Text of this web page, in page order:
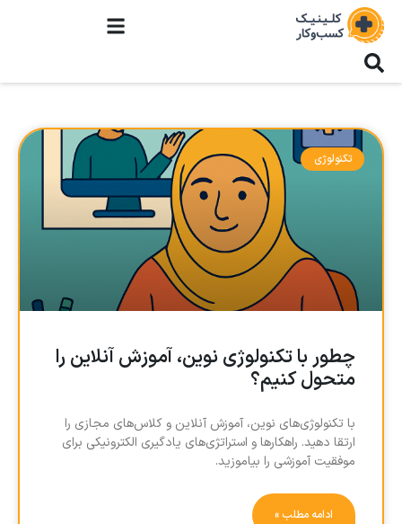
تکنولوژی
چطور با تکنولوژی نوین، آموزش آنلاین را
متحول کنیم؟
با تکنولوژی‌های نوین، آموزش آنلاین و کلاس‌های مجازی را
ارتقا دهید. راهکارها و استراتژی‌های یادگیری الکترونیکی برای
موفقیت آموزشی را بیاموزید.
ادامه مطلب »